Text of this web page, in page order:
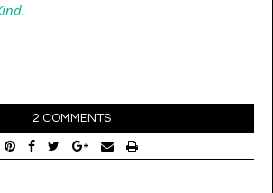
2 COMMENTS